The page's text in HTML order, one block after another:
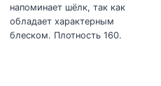
напоминает шёлк, так как
обладает характерным
блеском. Плотность 160.